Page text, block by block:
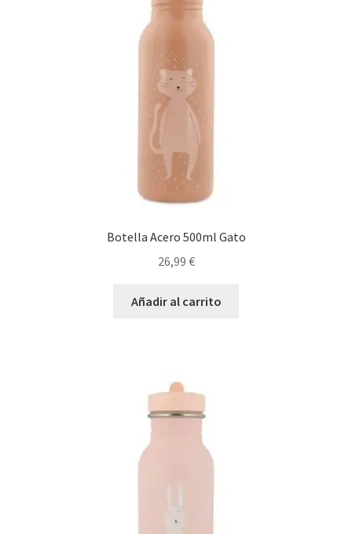
Botella Acero 500ml Gato
26,99 €
Añadir al carrito